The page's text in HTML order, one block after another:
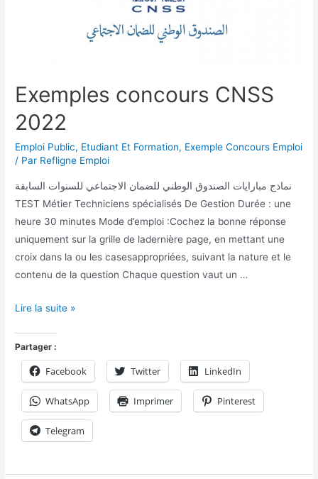
Exemples concours CNSS
2022
Emploi Public, Etudiant Et Formation, Exemple Concours Emploi
/ Par Refligne Emploi
نماذج مبارايات الصندوق الوطني للضمان الاجتماعي للسنوات السابقة
TEST Métier Techniciens spécialisés De Gestion Durée : une
heure 30 minutes Mode d’emploi :Cochez la bonne réponse
uniquement sur la grille de ladernière page, en mettant une
croix dans la ou les casesappropriées, suivant la nature et le
contenu de la question Chaque question vaut un …
Lire la suite »
Partager :
Facebook Twitter LinkedIn
WhatsApp Imprimer Pinterest
Telegram